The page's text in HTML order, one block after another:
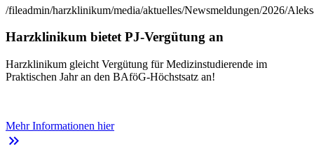
/fileadmin/harzklinikum/media/aktuelles/Newsmeldungen/2026/
Harzklinikum bietet PJ-Vergütung an
Harzklinikum gleicht Vergütung für Medizinstudierende im
Praktischen Jahr an den BAföG-Höchstsatz an!
Mehr Informationen hier
keyboard_double_arrow_right